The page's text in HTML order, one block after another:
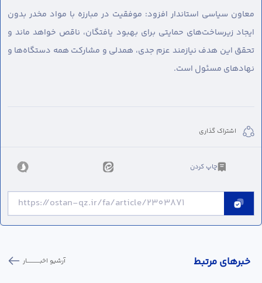
معاون سیاسی استاندار افزود: موفقیت در مبارزه با مواد مخدر بدون
ایجاد زیرساخت‌های حمایتی برای بهبود یافتگان، ناقص خواهد ماند و
تحقق این هدف نیازمند عزم جدی، همدلی و مشارکت همه دستگاه‌ها و
نهادهای مسئول است.
اشتراک گذاری
چاپ کردن
خبر‌های مرتبط آرشیو اخبـــــــــــار